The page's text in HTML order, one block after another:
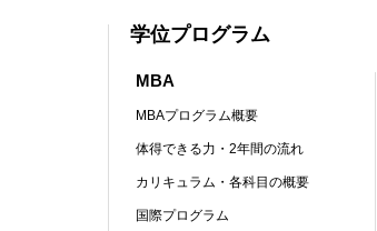
学位プログラム
MBA
MBAプログラム概要
体得できる力・2年間の流れ
カリキュラム・各科目の概要
国際プログラム